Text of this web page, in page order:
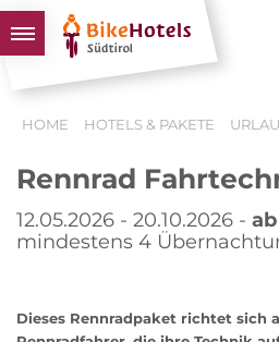
TOUREN & REVIERE
SÜDTIROL & WIR
SCHLUSSLICHTER
HOME HOTELS & PAKETE
Rennrad
12.05.2026 - 20.10.2026 -
mindestens 4
Dieses Rennradpaket richtet sich